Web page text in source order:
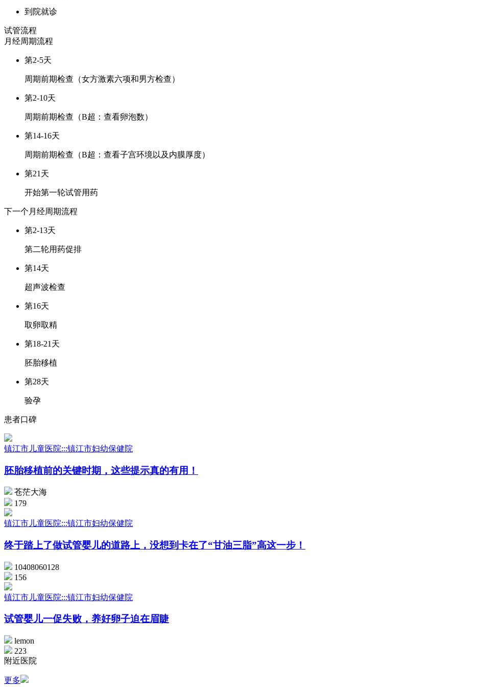
到院就诊
试管流程
月经周期流程
第2-5天
周期前期检查（女方激素六项和男方检查）
第2-10天
周期前期检查（B超：查看卵泡数）
第14-16天
周期前期检查（B超：查看子宫环境以及内膜厚度）
第21天
开始第一轮试管用药
下一个月经周期流程
第2-13天
第二轮用药促排
第14天
超声波检查
第16天
取卵取精
第18-21天
胚胎移植
第28天
验孕
患者口碑
镇江市儿童医院:::镇江市妇幼保健院
胚胎移植前的关键时期，这些提示真的有用！
苍茫大海
179
镇江市儿童医院:::镇江市妇幼保健院
终于踏上了做试管婴儿的道路上，没想到卡在了“甘油三脂”高这一步！
10408060128
156
镇江市儿童医院:::镇江市妇幼保健院
试管婴儿一促失败，养好卵子迫在眉睫
lemon
223
附近医院
更多